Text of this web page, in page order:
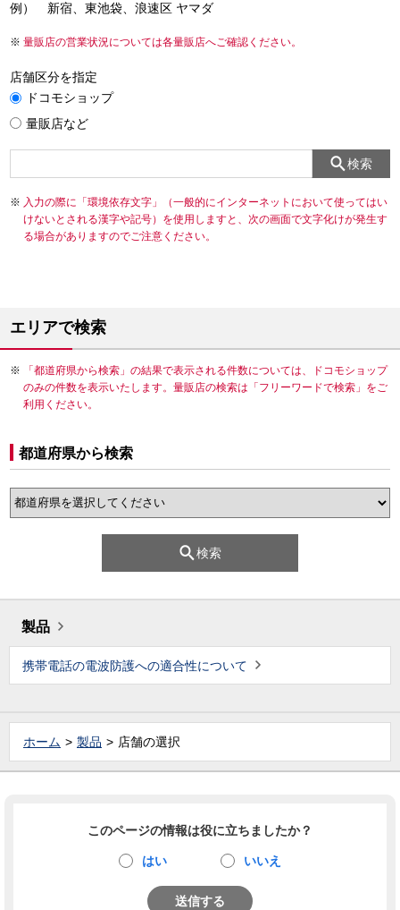
例） 新宿、東池袋、浪速区 ヤマダ
量販店の営業状況については各量販店へご確認ください。
店舗区分を指定
ドコモショップ
量販店など
検索
入力の際に「環境依存文字」（一般的にインターネットにおいて使ってはい
けないとされる漢字や記号）を使用しますと、次の画面で文字化けが発生す
る場合がありますのでご注意ください。
エリアで検索
「都道府県から検索」の結果で表示される件数については、ドコモショップ
のみの件数を表示いたします。量販店の検索は「フリーワードで検索」をご
利用ください。
都道府県から検索
検索
製品
携帯電話の電波防護への適合性について
ホーム 製品 店舗の選択
このページの情報は役に立ちましたか？
はい いいえ
送信する